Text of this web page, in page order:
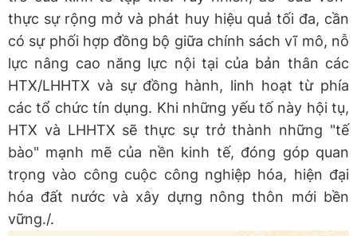
thực sự rộng mở và phát huy hiệu quả tối đa, cần
có sự phối hợp đồng bộ giữa chính sách vĩ mô, nỗ
lực nâng cao năng lực nội tại của bản thân các
HTX/LHHTX và sự đồng hành, linh hoạt từ phía
các tổ chức tín dụng. Khi những yếu tố này hội tụ,
HTX và LHHTX sẽ thực sự trở thành những "tế
bào" mạnh mẽ của nền kinh tế, đóng góp quan
trọng vào công cuộc công nghiệp hóa, hiện đại
hóa đất nước và xây dựng nông thôn mới bền
vững./.